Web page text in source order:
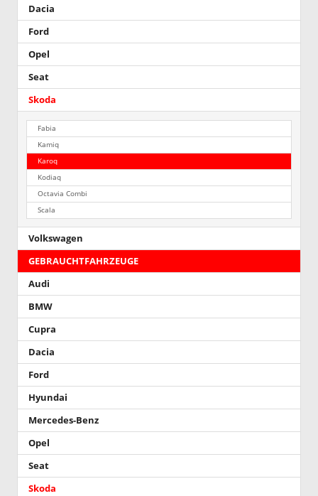
Dacia
Ford
Opel
Seat
Skoda
Fabia
Kamiq
Karoq
Kodiaq
Octavia Combi
Scala
Volkswagen
GEBRAUCHTFAHRZEUGE
Audi
BMW
Cupra
Dacia
Ford
Hyundai
Mercedes-Benz
Opel
Seat
Skoda